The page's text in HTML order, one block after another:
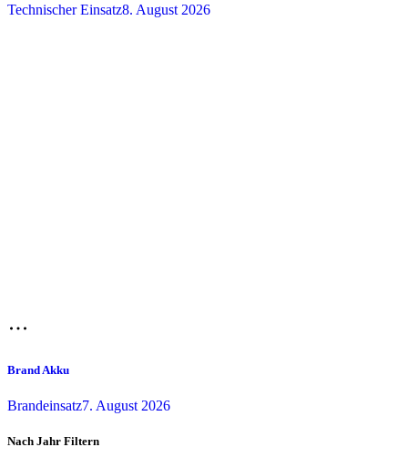
Technischer Einsatz8. August 2026
Brand Akku
Brandeinsatz7. August 2026
Nach Jahr Filtern